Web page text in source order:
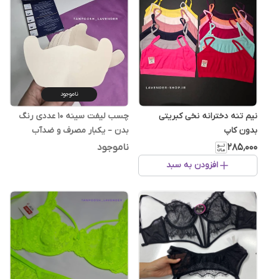
نیم تنه دخترانه نخی کبریتی
بدون کاپ
۲۸۵٬۰۰۰
افزودن به سبد
ناموجود
چسب لیفت سینه ۱۰ عددی رنگ
بدن – یکبار مصرف و ضدآب
ناموجود